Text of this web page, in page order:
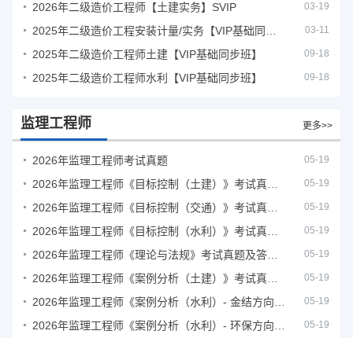
2026年二级造价工程师【土建实务】SVIP 03-19
03-11
2025年二级造价工程师土建【VIP基础同步班】 09-18
2025年二级造价工程师水利【VIP基础同步班】 09-18
监理工程师 更多>>
2026年监理工程师考试真题 05-19
05-19
05-19
05-19
05-19
05-19
05-19
05-19